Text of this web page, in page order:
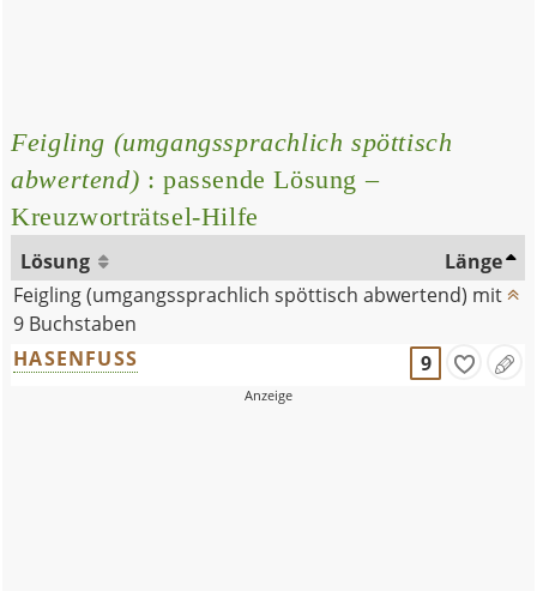
Feigling (umgangssprachlich spöttisch
abwertend) : passende Lösung –
Kreuzworträtsel-Hilfe
Lösung
Länge
Feigling (umgangssprachlich spöttisch abwertend) mit
9 Buchstaben
HASENFUSS
9